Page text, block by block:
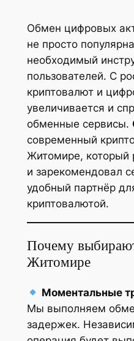
Обмен цифровых
не просто
необходимый
пользователей. С
криптовалют и
увеличивается и
обменные сервисы.
современный
Житомире, который
и зарекомендовал
удобный партнёр
криптовалютой.
Почему
Житомире
Моментальные
Мы выполняем
задержек.